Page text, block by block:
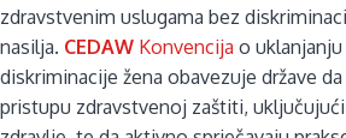
zdravstvenim uslugama bez
nasilja. CEDAW Konvencija o
diskriminacije žena obavezuje države
pristupu zdravstvenoj zaštiti,